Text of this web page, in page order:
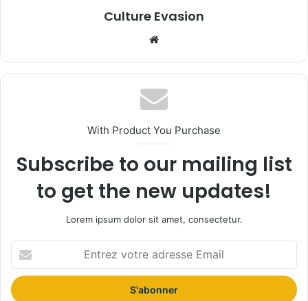
Culture Evasion
te
With Product You Purchase
Subscribe to our mailing list
to get the new updates!
Lorem ipsum dolor sit amet, consectetur.
r